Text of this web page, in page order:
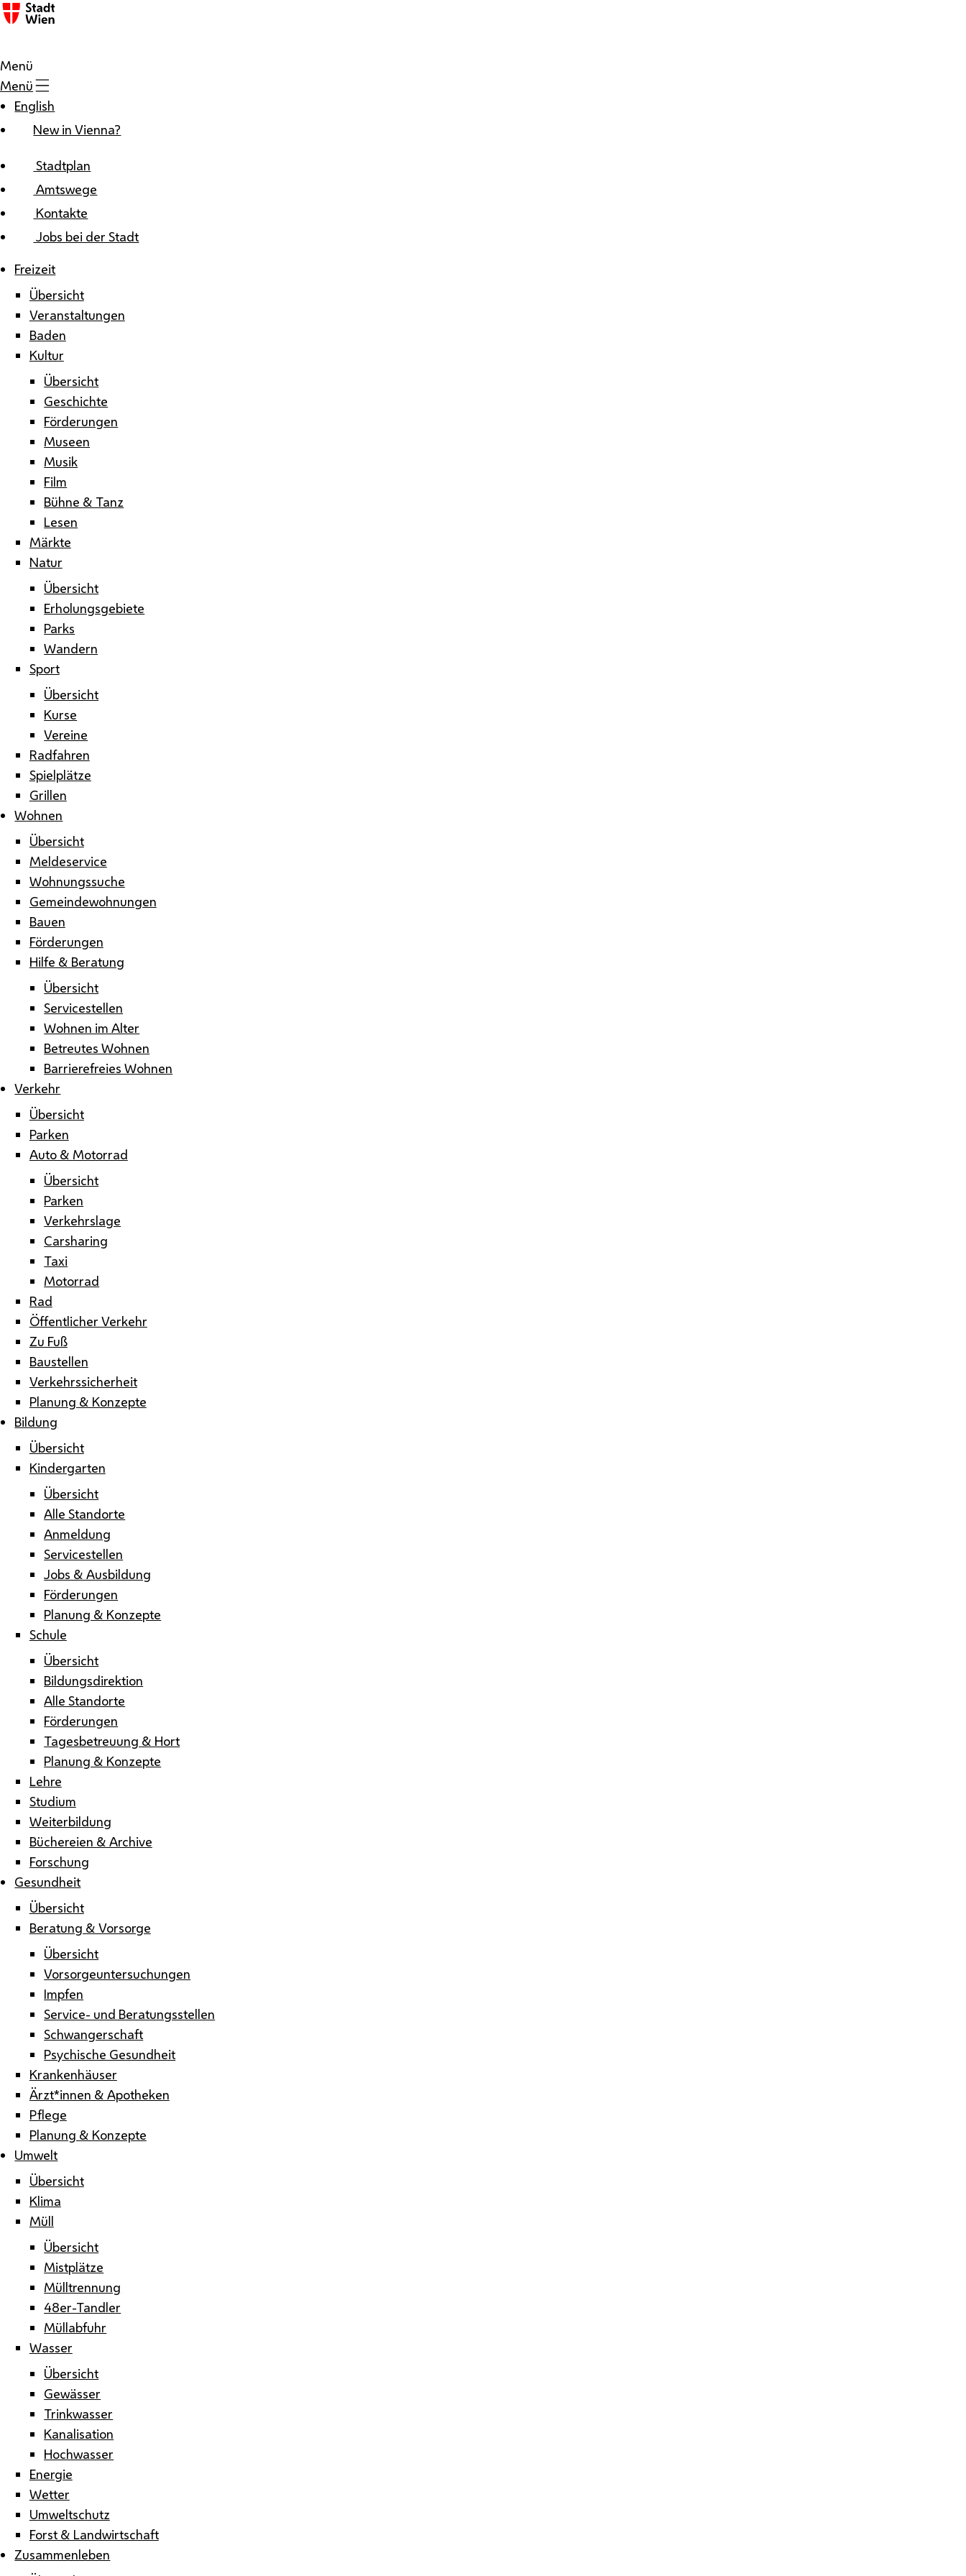
Zum Inhalt
Menü
Menü
English
New in Vienna?
Stadtplan
Amtswege
Kontakte
Jobs bei der Stadt
Freizeit
Übersicht
Veranstaltungen
Baden
Kultur
Übersicht
Geschichte
Förderungen
Museen
Musik
Film
Bühne & Tanz
Lesen
Märkte
Natur
Übersicht
Erholungsgebiete
Parks
Wandern
Sport
Übersicht
Kurse
Vereine
Radfahren
Spielplätze
Grillen
Wohnen
Übersicht
Meldeservice
Wohnungssuche
Gemeindewohnungen
Bauen
Förderungen
Hilfe & Beratung
Übersicht
Servicestellen
Wohnen im Alter
Betreutes Wohnen
Barrierefreies Wohnen
Verkehr
Übersicht
Parken
Auto & Motorrad
Übersicht
Parken
Verkehrslage
Carsharing
Taxi
Motorrad
Rad
Öffentlicher Verkehr
Zu Fuß
Baustellen
Verkehrssicherheit
Planung & Konzepte
Bildung
Übersicht
Kindergarten
Übersicht
Alle Standorte
Anmeldung
Servicestellen
Jobs & Ausbildung
Förderungen
Planung & Konzepte
Schule
Übersicht
Bildungsdirektion
Alle Standorte
Förderungen
Tagesbetreuung & Hort
Planung & Konzepte
Lehre
Studium
Weiterbildung
Büchereien & Archive
Forschung
Gesundheit
Übersicht
Beratung & Vorsorge
Übersicht
Vorsorgeuntersuchungen
Impfen
Service- und Beratungsstellen
Schwangerschaft
Psychische Gesundheit
Krankenhäuser
Ärzt*innen & Apotheken
Pflege
Planung & Konzepte
Umwelt
Übersicht
Klima
Müll
Übersicht
Mistplätze
Mülltrennung
48er-Tandler
Müllabfuhr
Wasser
Übersicht
Gewässer
Trinkwasser
Kanalisation
Hochwasser
Energie
Wetter
Umweltschutz
Forst & Landwirtschaft
Zusammenleben